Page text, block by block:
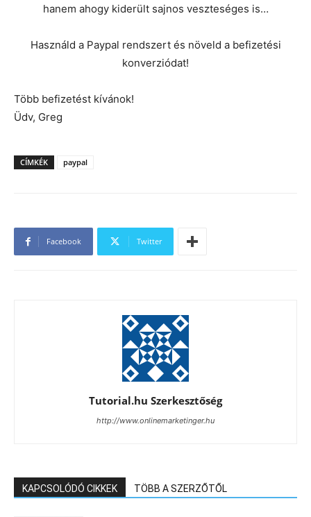
hanem ahogy kiderült sajnos veszteséges is…
Használd a Paypal rendszert és növeld a befizetési
konverziódat!
Több befizetést kívánok!
Üdv, Greg
CÍMKÉK paypal
Facebook Twitter
Tutorial.hu Szerkesztőség
http://www.onlinemarketinger.hu
KAPCSOLÓDÓ CIKKEK TÖBB A SZERZŐTŐL